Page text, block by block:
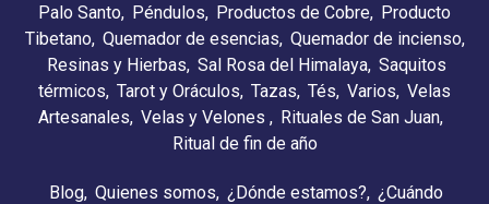
Palo Santo Péndulos Productos de Cobre Producto
Tibetano Quemador de esencias Quemador de incienso
Resinas y Hierbas Sal Rosa del Himalaya Saquitos
térmicos Tarot y Oráculos Tazas Tés Varios Velas
Artesanales Velas y Velones
Rituales de San Juan
Ritual de fin de año
Blog Quienes somos ¿Dónde estamos?
¿Cuándo